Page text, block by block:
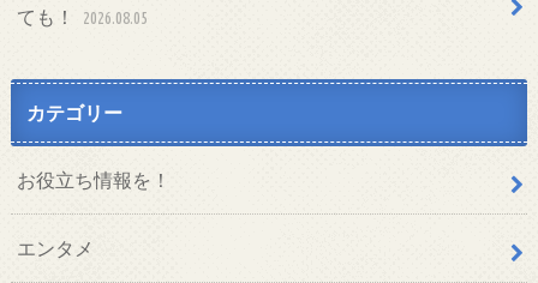
ても！
2026.08.05
カテゴリー
お役立ち情報を！
エンタメ